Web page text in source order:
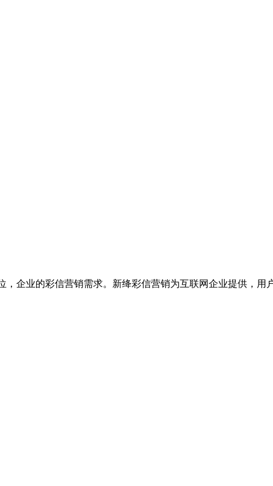
，企业的彩信营销需求。新绛彩信营销为互联网企业提供，